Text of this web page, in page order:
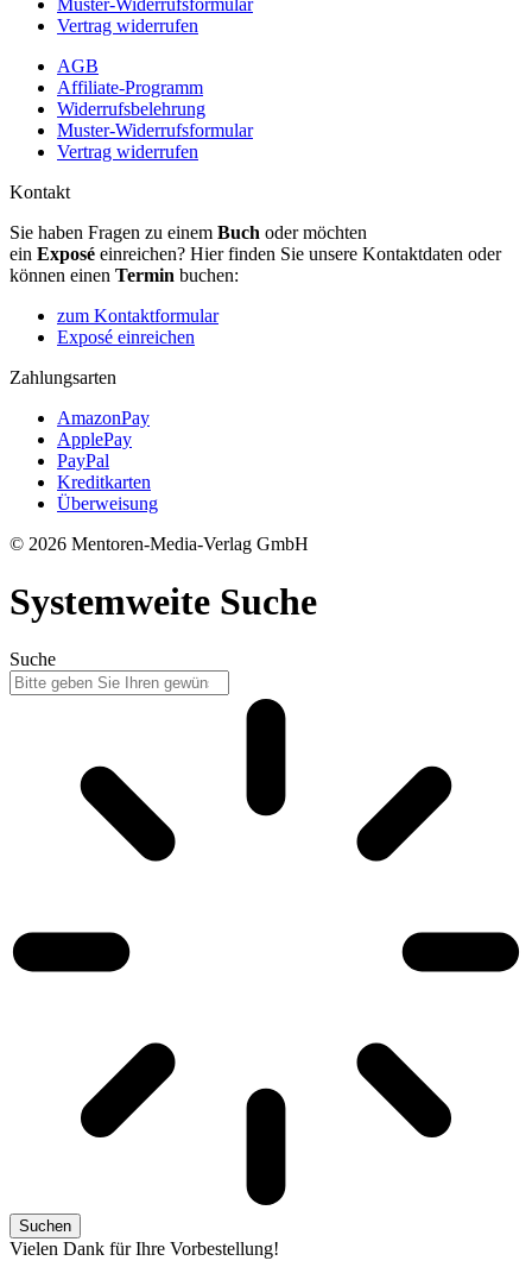
Vertrag widerrufen
AGB
Affiliate-Programm
Widerrufsbelehrung
Muster-Widerrufsformular
Vertrag widerrufen
Kontakt
Sie haben Fragen zu einem Buch oder möchten
ein Exposé einreichen? Hier finden Sie unsere Kontaktdaten oder
können einen Termin buchen:
zum Kontaktformular
Exposé einreichen
Zahlungsarten
AmazonPay
ApplePay
PayPal
Kreditkarten
Überweisung
© 2026 Mentoren-Media-Verlag GmbH
Systemweite Suche
Suche
Suchen
Vielen Dank für Ihre Vorbestellung!